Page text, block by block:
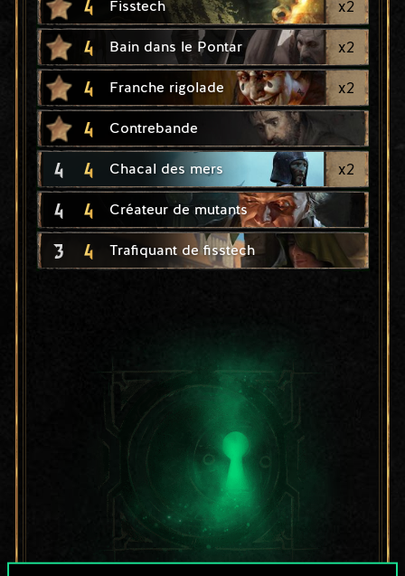
4 Fisstech x2
4 Bain dans le Pontar x2
4 Franche rigolade x2
4 Contrebande
4 4 Chacal des mers x2
4 4 Créateur de mutants
3 4 Trafiquant de fisstech